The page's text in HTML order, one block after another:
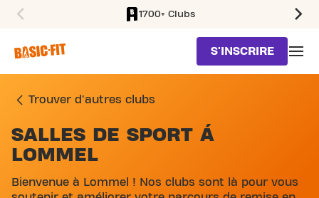
1700+ Clubs
S'INSCRIRE
Trouver d'autres clubs
SALLES DE SPORT Á
LOMMEL
Bienvenue à Lommel ! Nos clubs sont là pour vous